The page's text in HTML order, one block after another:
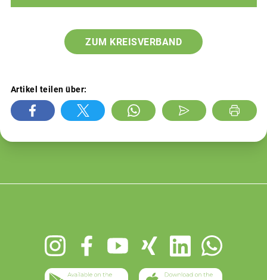
ZUM KREISVERBAND
Artikel teilen über: